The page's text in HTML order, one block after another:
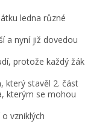
ledna různé
a nyní již dovedou
protože každý žák
který stavěl 2. část
kterým se mohou
vzniklých